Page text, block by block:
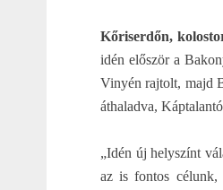
Kőriserdőn,
idén először a
Vinyén rajtolt, majd
áthaladva,
„Idén új helyszínt
az is fontos célunk,